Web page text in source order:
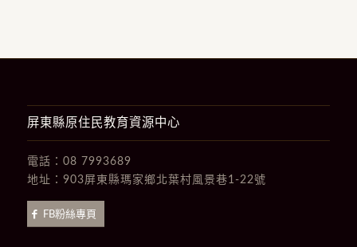
屏東縣原住民教育資源中心
電話： 08 7993689
地址： 903屏東縣瑪家鄉北葉村風景巷1-22號
FB粉絲專頁